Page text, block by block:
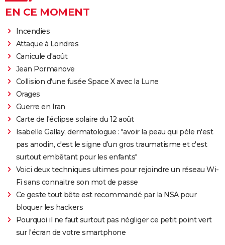
EN CE MOMENT
Incendies
Attaque à Londres
Canicule d'août
Jean Pormanove
Collision d'une fusée Space X avec la Lune
Orages
Guerre en Iran
Carte de l'éclipse solaire du 12 août
Isabelle Gallay, dermatologue : "avoir la peau qui pèle n'est
pas anodin, c'est le signe d'un gros traumatisme et c'est
surtout embêtant pour les enfants"
Voici deux techniques ultimes pour rejoindre un réseau Wi-
Fi sans connaitre son mot de passe
Ce geste tout bête est recommandé par la NSA pour
bloquer les hackers
Pourquoi il ne faut surtout pas négliger ce petit point vert
sur l'écran de votre smartphone